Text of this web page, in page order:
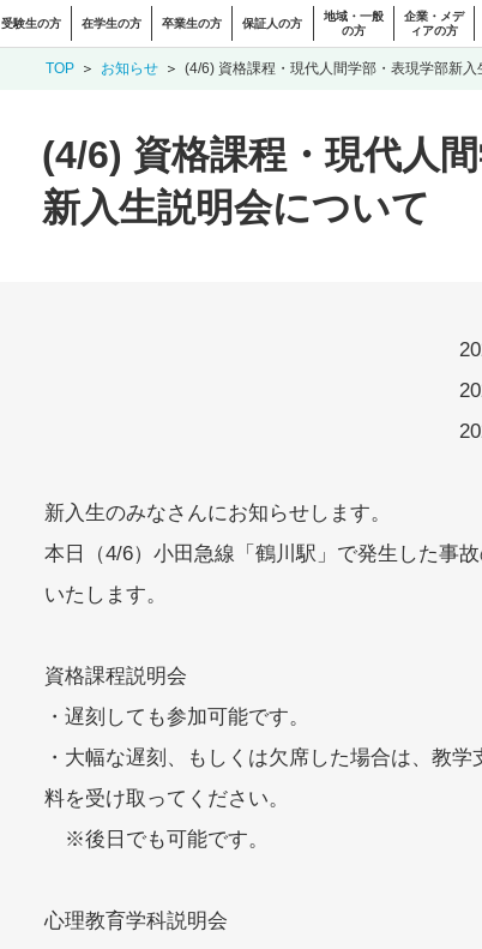
受験生の方 在学生の方 卒業生の方 保証人の方
地域・一般
の方
企業・メデ
ィアの方
TOP
お知らせ (4/6) 資格課程・現代人間学部・表現学部新入
(4/6) 資格課程・現代人
新入生説明会について
新入生のみなさんにお知らせします。
本日（4/6）小田急線「鶴川駅」で発生した事
いたします。
資格課程説明会
・遅刻しても参加可能です。
・大幅な遅刻、もしくは欠席した場合は、教
料を受け取ってください。
※後日でも可能です。
心理教育学科説明会